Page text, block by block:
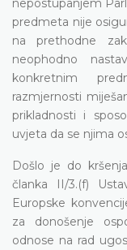
nepostupanjem
predmeta nije
na prethodne
neophodno
konkretnim
razmjernosti
prikladnosti i
uvjeta da se njima
Došlo je do
članka II/3.(f)
Europske
za donošenje
odnose na rad